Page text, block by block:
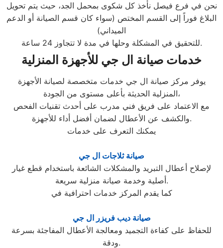
نحن في فرع فيصل نأخذ كل شكوى بمحمل الجد، حيث يتم تحويل
البلاغ فوراً إلى القسم المختص (سواء كان قسم الصيانة أو الدعم
الميداني)
للتحقيق في المشكلة وحلها في مدة لا تتجاوز 24 ساعة.
خدمات صيانة ال جي للأجهزة المنزلية
يوفر مركز صيانة ال جي خدمات متخصصة لصيانة الأجهزة
المنزلية الحديثة بأعلى مستوى من الجودة،
مع الاعتماد على فريق فني مدرب على أحدث تقنيات الفحص
والكشف عن الأعطال لضمان أفضل أداء للأجهزة.
يمكنك التعرف على خدمات
صيانة ثلاجات ال جي
لإصلاح أعطال التبريد والمشكلات الشائعة باستخدام قطع غيار
أصلية وخدمة صيانة منزلية سريعة.
كما يقدم المركز خدمات احترافية في
صيانة ديب فريزر ال جي
للحفاظ على كفاءة التجميد ومعالجة الأعطال المفاجئة بسرعة
ودقة.